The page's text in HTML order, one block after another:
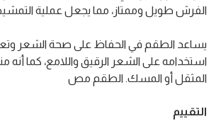
الفرش طويل وممتاز، مما يجعل عملية
يساعد الطقم في الحفاظ على صحة الشعر
استخدامه على الشعر الرقيق واللامع، كما
المثقل أو المسك. الطقم مص
التقييم